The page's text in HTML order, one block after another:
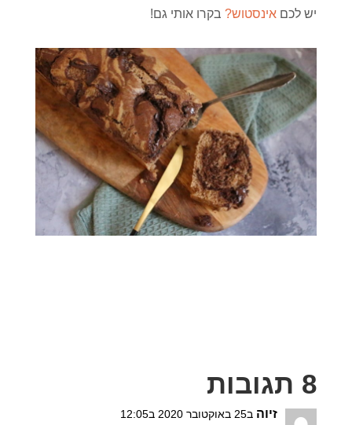
יש לכם אינסטוש?בקרו אותי גם!
8 תגובות
זיוה ב25 באוקטובר 2020 ב12:05